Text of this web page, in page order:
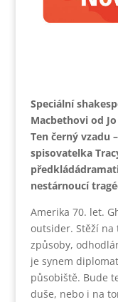
Speciální
Macbethovi od
Ten černý vzadu
spisovatelka
nestárnoucí
Amerika 70. let.
outsider. Stěží na
způsoby,
je synem
působiště. Bude
duše, nebo i na